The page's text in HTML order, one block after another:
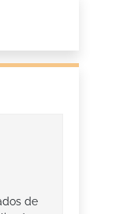
de